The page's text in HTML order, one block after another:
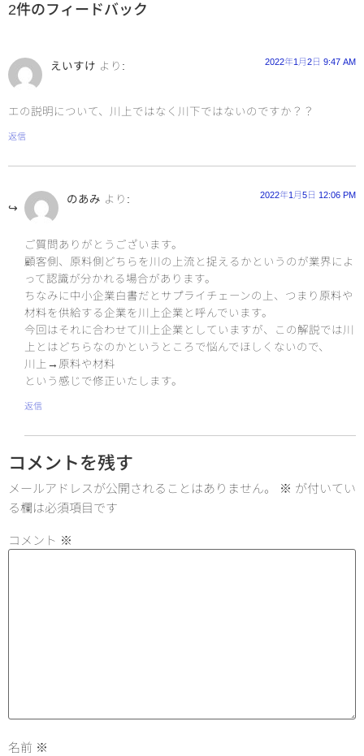
2件のフィードバック
えいすけ より: 2022年1月2日 9:47 AM
エの説明について、川上ではなく川下ではないのですか？？
返信
のあみ より: 2022年1月5日 12:06 PM
ご質問ありがとうございます。
顧客側、原料側どちらを川の上流と捉えるかというのが業界によ
って認識が分かれる場合があります。
ちなみに中小企業白書だとサプライチェーンの上、つまり原料や
材料を供給する企業を川上企業と呼んでいます。
今回はそれに合わせて川上企業としていますが、この解説では川
上とはどちらなのかというところで悩んでほしくないので、
川上→原料や材料
という感じで修正いたします。
返信
コメントを残す
メールアドレスが公開されることはありません。 ※ が付いてい
る欄は必須項目です
コメント ※
名前 ※